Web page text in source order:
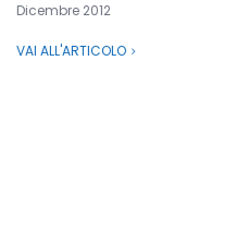
Dicembre 2012
VAI ALL'ARTICOLO